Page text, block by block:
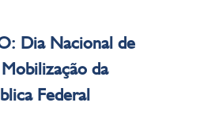
Dia Nacional de
da
Federal